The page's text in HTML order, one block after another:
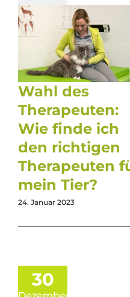
Wahl des
Therapeuten:
Wie finde ich
den richtigen
Therapeuten
mein Tier?
24. Januar 2023
30